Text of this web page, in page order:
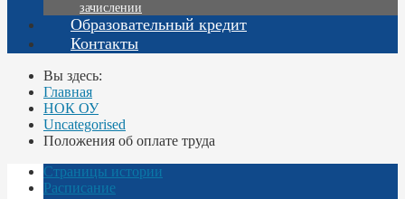
зачислении
Образовательный кредит
Контакты
Вы здесь:
Главная
НОК ОУ
Uncategorised
Положения об оплате труда
Страницы истории
Расписание